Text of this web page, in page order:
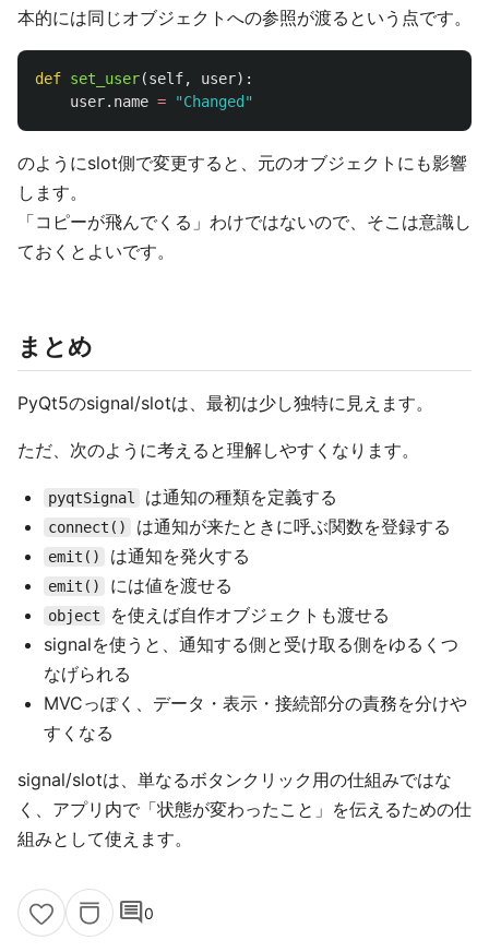
本的には同じオブジェクトへの参照が渡るという点です。
def set_user(self, user):
user. name = "Changed "
のようにslot側で変更すると、元のオブジェクトにも影響
します。
「コピーが飛んでくる」わけではないので、そこは意識し
ておくとよいです。
まとめ
PyQt5のsignal/slotは、最初は少し独特に見えます。
ただ、次のように考えると理解しやすくなります。
pyqtSignal は通知の種類を定義する
connect() は通知が来たときに呼ぶ関数を登録する
emit() は通知を発火する
emit() には値を渡せる
object
を使えば自作オブジェクトも渡せる
signalを使うと、通知する側と受け取る側をゆるくつ
なげられる
MVCっぽく、データ・表示・接続部分の責務を分けや
すくなる
signal/slotは、単なるボタンクリック用の仕組みではな
く、アプリ内で「状態が変わったこと」を伝えるための仕
組みとして使えます。
comment0